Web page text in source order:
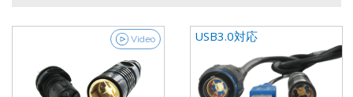
Video USB3.0対応